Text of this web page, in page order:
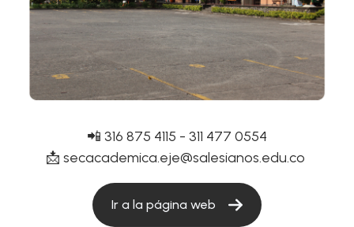
📲 316 875 4115 - 311 477 0554
📩 secacademica.eje@salesianos.edu.co
Ir a la página web